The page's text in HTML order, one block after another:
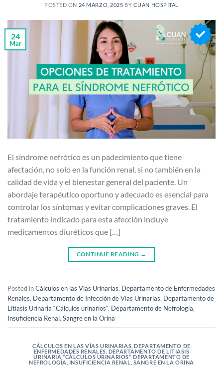
POSTED ON 24 MARZO, 2025 BY CUAN HOSPITAL
24
Mar
El síndrome nefrótico es un padecimiento que tiene
afectación, no solo en la función renal, si no también en la
calidad de vida y el bienestar general del paciente. Un
abordaje terapéutico oportuno y adecuado es esencial para
controlar los síntomas y evitar complicaciones graves. El
tratamiento indicado para esta afección incluye
medicamentos diuréticos que […]
CONTINUE READING →
Posted inCálculos en las Vías Urinarias, Departamento de Enfermedades
Renales, Departamento de Infección de Vías Urinarias, Departamento de
Litiasis Urinaria “Cálculos urinarios“, Departamento de Nefrología,
Insuficiencia Renal, Sangre en la Orina
CÁLCULOS EN LAS VÍAS URINARIAS ,DEPARTAMENTO DE
ENFERMEDADES RENALES DEPARTAMENTO DE LITIASIS
URINARIA “CÁLCULOS URINARIOS“,DEPARTAMENTO DE
NEFROLOGÍA INSUFICIENCIA RENAL, SANGRE EN LA ORINA